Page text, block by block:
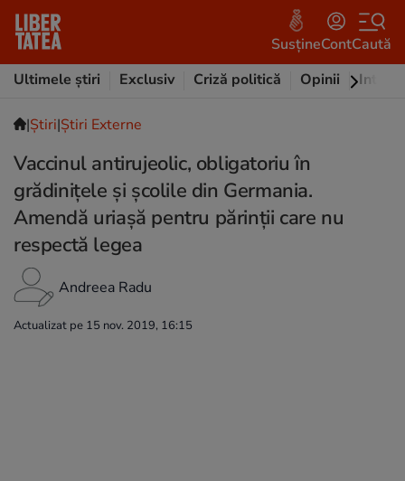
SusțineContCaută
Ultimele știri
Exclusiv Criză politică Opinii
|Ştiri|Știri Externe
Vaccinul antirujeolic, obligatoriu în
grădinițele şi școlile din Germania.
Amendă uriașă pentru părinții care nu
respectă legea
Andreea Radu
Actualizat pe 15 nov. 2019, 16:15